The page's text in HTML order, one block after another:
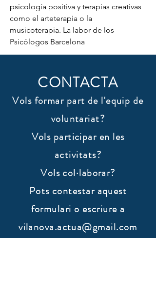
psicología positiva y terapias creativas
como el arteterapia o la
musicoterapia. La labor de los
Psicólogos Barcelona
CONTACTA
Vols formar part de l'equip de
voluntariat?
Vols participar en les
activitats?
Vols col·laborar?
​Pots contestar aquest
formulari o escriure a
vilanova.actua@gmail.com